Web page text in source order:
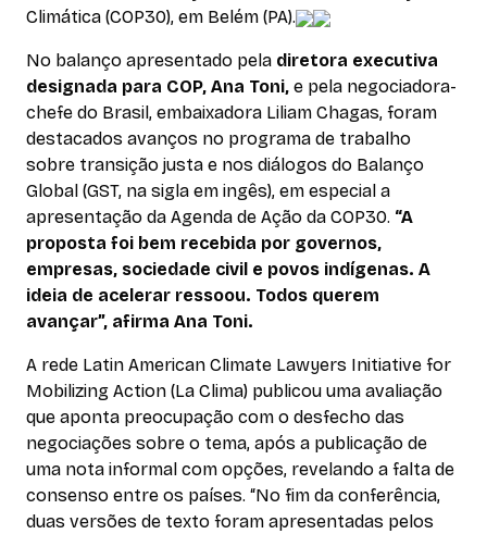
Climática (COP30), em Belém (PA).
No balanço apresentado pela diretora executiva
designada para COP, Ana Toni, e pela negociadora-
chefe do Brasil, embaixadora Liliam Chagas, foram
destacados avanços no programa de trabalho
sobre transição justa e nos diálogos do Balanço
Global (GST, na sigla em ingês), em especial a
apresentação da Agenda de Ação da COP30. “A
proposta foi bem recebida por governos,
empresas, sociedade civil e povos indígenas. A
ideia de acelerar ressoou. Todos querem
avançar”, afirma Ana Toni.
A rede Latin American Climate Lawyers Initiative for
Mobilizing Action (La Clima) publicou uma avaliação
que aponta preocupação com o desfecho das
negociações sobre o tema, após a publicação de
uma nota informal com opções, revelando a falta de
consenso entre os países. “No fim da conferência,
duas versões de texto foram apresentadas pelos